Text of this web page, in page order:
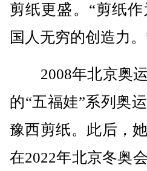
剪纸更盛。“剪纸
国人无穷的创造力。
2008年北京奥运
的“五福娃”系列奥
豫西剪纸。此后，
在2022年北京冬奥